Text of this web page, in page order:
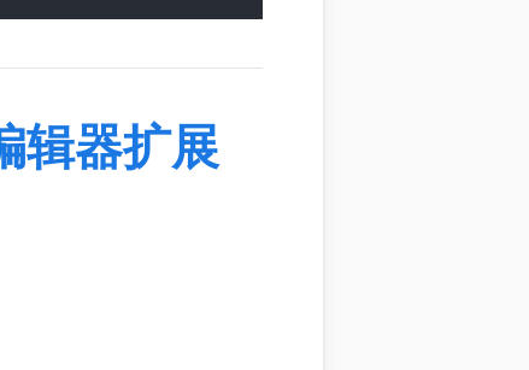
辑器扩展